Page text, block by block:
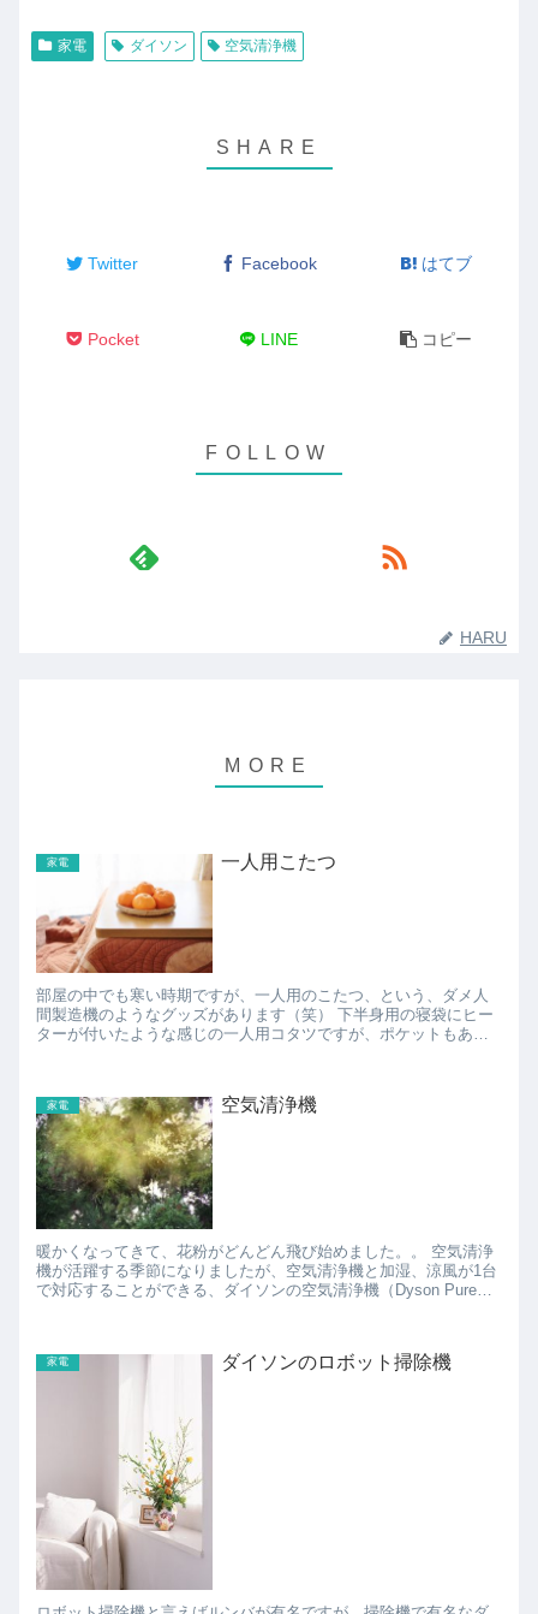
家電 ダイソン 空気清浄機
Twitter Facebook はてブ
Pocket LINE コピー
HARU
家電 一人用こたつ
部屋の中でも寒い時期ですが、一人用のこたつ、という、ダメ人
間製造機のようなグッズがあります（笑） 下半身用の寝袋にヒー
ターが付いたような感じの一人用コタツですが、ポケットもあっ
家電 空気清浄機
暖かくなってきて、花粉がどんどん飛び始めました。。 空気清浄
機が活躍する季節になりましたが、空気清浄機と加湿、涼風が1台
で対応することができる、ダイソンの空気清浄機（Dyson Pure
家電 ダイソンのロボット掃除機